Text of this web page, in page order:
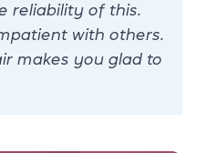
reliability of this.
with others.
makes you glad to